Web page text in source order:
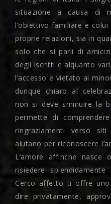
situazione a causa di
l’obiettivo familiare e
proprie relazioni, sia in
solo che si parli di
degli iscritti e alquanto
l’accesso e vietato ai
dunque chiaro al
non si deve sminuire la
permette di
ringraziamenti verso
aiutano per riconoscere
L’amore affinche
risiedere
Cerco affetto ti offre
dire privatamente,